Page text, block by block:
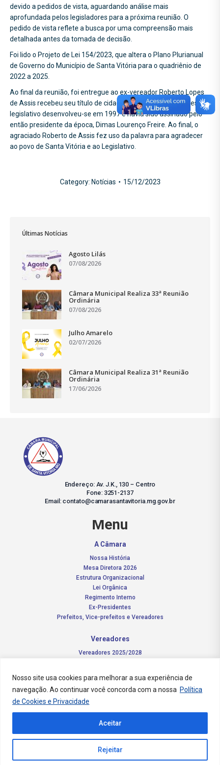
Nosso site usa cookies para melhorar a sua experiência de
navegação. Ao continuar você concorda com a nossa Política
de Cookies e Privacidade
Rejeitar
Aceitar
devido a pedidos de vista, aguardando análise mais
aprofundada pelos legisladores para a próxima reunião. O
pedido de vista reflete a busca por uma compreensão mais
detalhada antes da tomada de decisão.
Foi lido o Projeto de Lei 154/2023, que altera o Plano Plurianual
de Governo do Município de Santa Vitória para o quadriênio de
2022 a 2025.
Ao final da reunião, foi entregue ao ex-vereador Roberto Lopes
de Assis recebeu seu título de cidadão honorário, cujo processo
legislativo desenvolveu-se em 1997 e havia sido assinado pelo
então presidente da época, Dimas Lourenço Freire. Ao final, o
agraciado Roberto de Assis fez uso da palavra para agradecer
ao povo de Santa Vitória e ao Legislativo.
Category: Notícias 15/12/2023
Últimas Notícias
Agosto Lilás
07/08/2026
Câmara Municipal Realiza 33ª Reunião
Ordinária
07/08/2026
Julho Amarelo
02/07/2026
Câmara Municipal Realiza 31ª Reunião
Ordinária
17/06/2026
Endereço: Av. J.K., 130 – Centro
Fone: 3251-2137
Email: contato@camarasantavitoria.mg.gov.br
Menu
A Câmara
Nossa História
Mesa Diretora 2026
Estrutura Organizacional
Lei Orgânica
Regimento Interno
Ex-Presidentes
Prefeitos, Vice-prefeitos e Vereadores
Vereadores
Vereadores 2025/2028
Notícias
Concursos
Contato